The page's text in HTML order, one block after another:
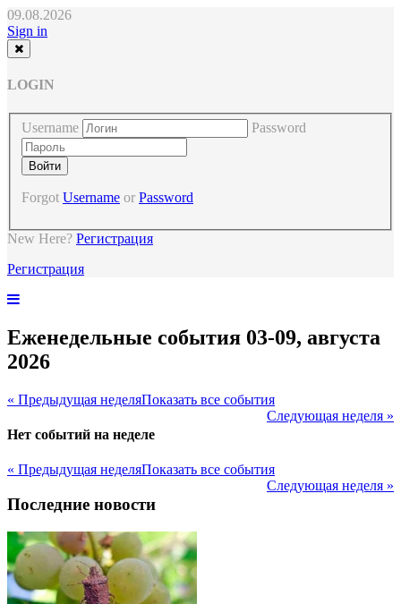
09.08.2026
Sign in
LOGIN
Username Password
Forgot Username or Password
New Here? Регистрация
Регистрация
Еженедельные события 03-09, августа
2026
« Предыдущая неделяПоказать все события
Следующая неделя »
Нет событий на неделе
« Предыдущая неделяПоказать все события
Следующая неделя »
Последние новости